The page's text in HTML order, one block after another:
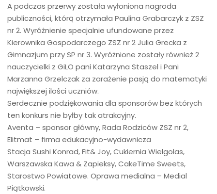
A podczas przerwy została wyłoniona nagroda
publiczności, którą otrzymała Paulina Grabarczyk z ZSZ
nr 2. Wyróżnienie specjalnie ufundowane przez
Kierownika Gospodarczego ZSZ nr 2 Julia Grecka z
Gimnazjum przy SP nr 3. Wyróżnione zostały również 2
nauczycielki z GiLO pani Katarzyna Staszel i Pani
Marzanna Grzelczak za zarażenie pasją do matematyki
największej ilości uczniów.
Serdecznie podziękowania dla sponsorów bez których
ten konkurs nie byłby tak atrakcyjny.
Aventa – sponsor główny, Rada Rodziców ZSZ nr 2,
Elitmat – firma edukacyjno-wydawnicza
Stacja Sushi Konrad, Fit& Joy, Cukiernia Wielgolas,
Warszawska Kawa & Zapieksy, CakeTime Sweets,
Starostwo Powiatowe. Oprawa medialna – Medial
Piątkowski.